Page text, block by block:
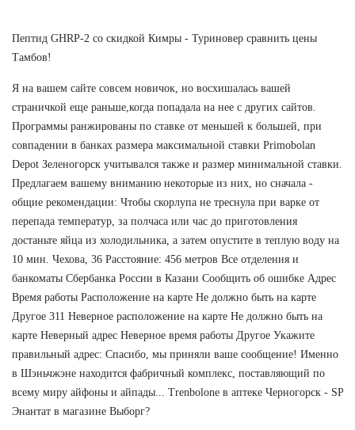
Пептид GHRP-2 со скидкой Кимры - Туриновер сравнить цены
Тамбов!
Я на вашем сайте совсем новичок, но восхишалась вашей
страничкой еще раньше,когда попадала на нее с других сайтов.
Программы ранжированы по ставке от меньшей к большей, при
совпадении в банках размера максимальной ставки Primobolan
Depot Зеленогорск учитывался также и размер минимальной ставки.
Предлагаем вашему вниманию некоторые из них, но сначала -
общие рекомендации: Чтобы скорлупа не треснула при варке от
перепада температур, за полчаса или час до приготовления
достаньте яйца из холодильника, а затем опустите в теплую воду на
10 мин. Чехова, 36 Расстояние: 456 метров Все отделения и
банкоматы Сбербанка России в Казани Сообщить об ошибке Адрес
Время работы Расположение на карте Не должно быть на карте
Другое 311 Неверное расположение на карте Не должно быть на
карте Неверный адрес Неверное время работы Другое Укажите
правильный адрес: Спасибо, мы приняли ваше сообщение! Именно
в Шэньчжэне находится фабричный комплекс, поставляющий по
всему миру айфоны и айпады... Trenbolone в аптеке Черногорск - SP
Энантат в магазине Выборг?